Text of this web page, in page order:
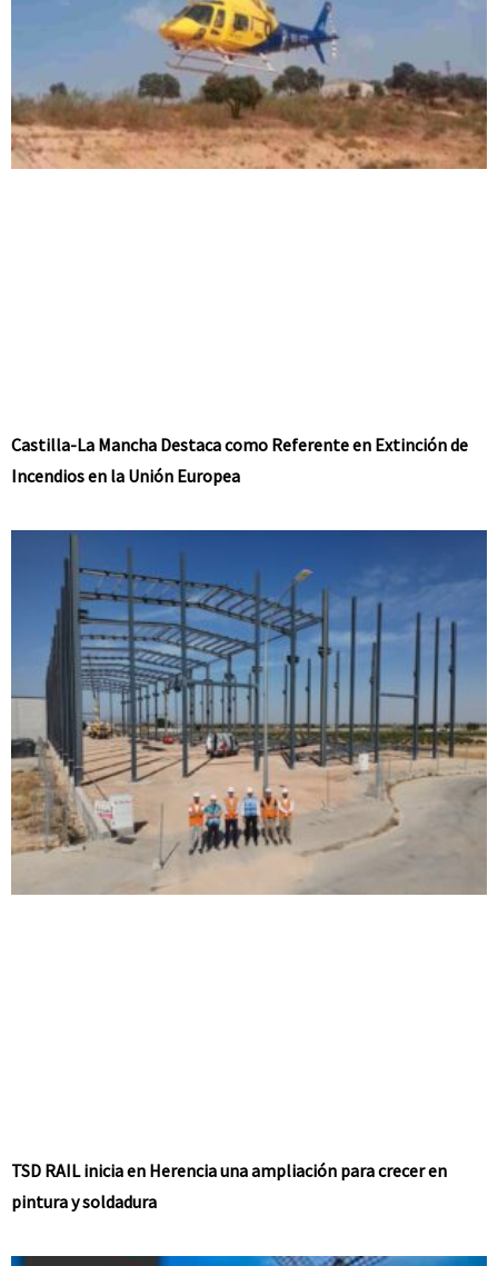
Castilla-La Mancha Destaca como Referente en Extinción de
Incendios en la Unión Europea
TSD RAIL inicia en Herencia una ampliación para crecer en
pintura y soldadura